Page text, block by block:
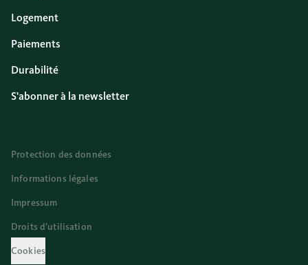
Logement
Paiements
Durabilité
S'abonner à la newsletter
Protection des données
Informations légales
Impressum
Droits d’utilisation
Cookies